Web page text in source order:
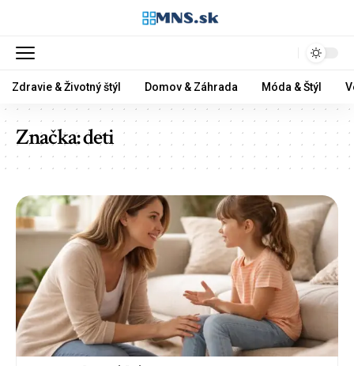
Zdravie & Životný štýl Domov & Záhrada Móda & Štýl
Značka:deti